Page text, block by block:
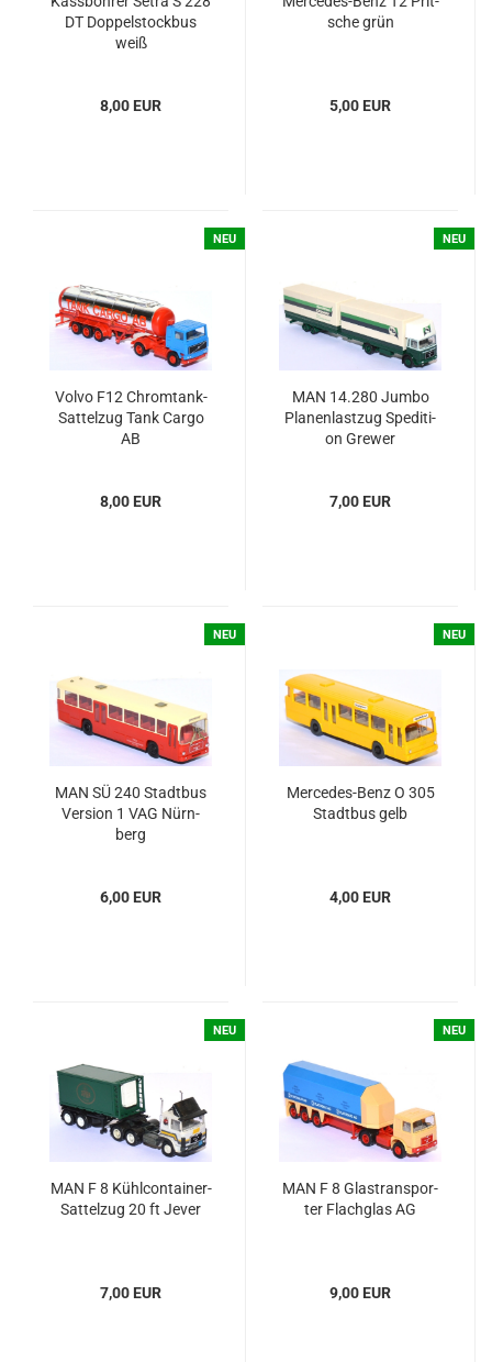
DT Dop­pel­stock­bus
weiß
8,00 EUR
sche grün
5,00 EUR
NEU
Volvo F12 Chromtank-​​
Sat­tel­zug Tank Cargo
AB
8,00 EUR
NEU
MAN 14.280 Jumbo
Pla­nen­last­zug Spe­di­ti­
on Gre­wer
7,00 EUR
NEU
MAN SÜ 240 Stadt­bus
Ver­si­on 1 VAG Nürn­
berg
6,00 EUR
NEU
Mercedes-​​​​​​​Benz O 305
Stadt­bus gelb
4,00 EUR
NEU
MAN F 8 Kühlcontainer-​​
Sat­tel­zug 20 ft Jever
7,00 EUR
NEU
MAN F 8 Glas­trans­por­
ter Flach­glas AG
9,00 EUR